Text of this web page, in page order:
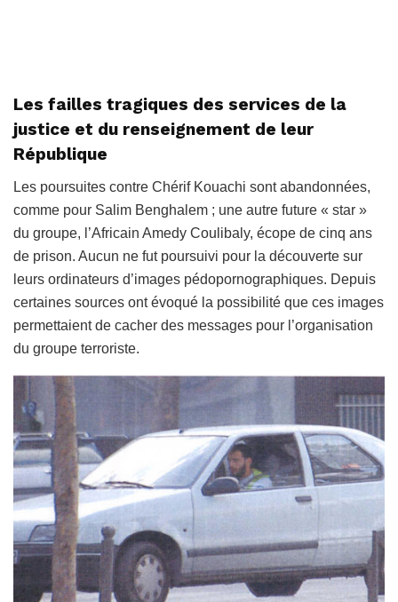
Les failles tragiques des services de la
justice et du renseignement de leur
République
Les poursuites contre Chérif Kouachi sont abandonnées,
comme pour Salim Benghalem ; une autre future « star »
du groupe, l’Africain Amedy Coulibaly, écope de cinq ans
de prison. Aucun ne fut poursuivi pour la découverte sur
leurs ordinateurs d’images pédopornographiques. Depuis
certaines sources ont évoqué la possibilité que ces images
permettaient de cacher des messages pour l’organisation
du groupe terroriste.